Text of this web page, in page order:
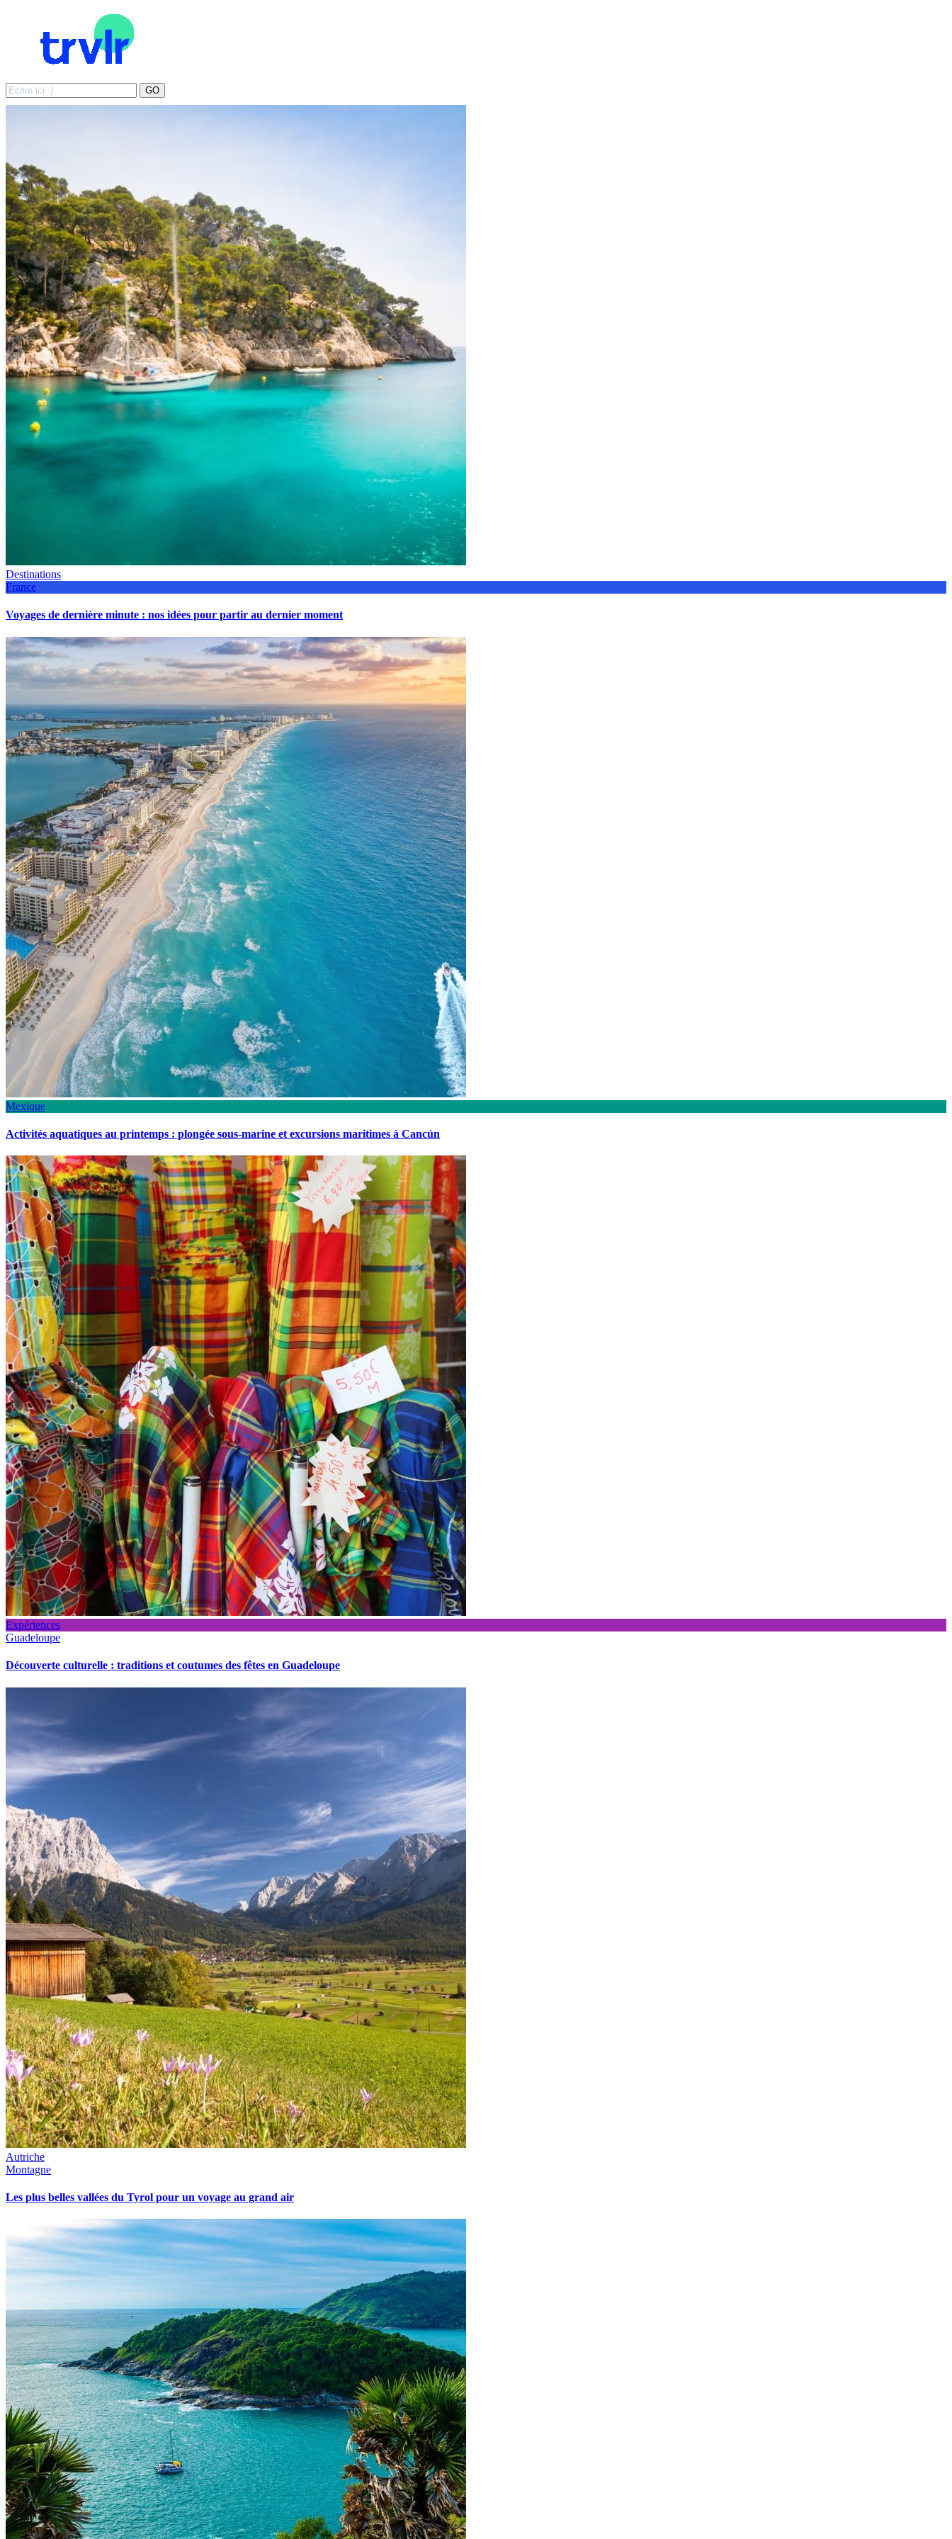
Search
for:
GO
Destinations
France
Voyages de dernière minute : nos idées pour partir au dernier moment
Mexique
Activités aquatiques au printemps : plongée sous-marine et excursions maritimes à Cancún
Expériences
Guadeloupe
Découverte culturelle : traditions et coutumes des fêtes en Guadeloupe
Autriche
Montagne
Les plus belles vallées du Tyrol pour un voyage au grand air